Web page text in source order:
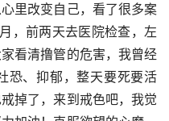
里改变自己，看了很多案
，前两天去医院检查，左
看清撸管的危害，我曾经
恐、抑郁，整天要死要活
掉了，来到戒色吧，我觉